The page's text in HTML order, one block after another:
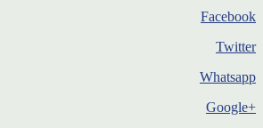
Facebook
Twitter
Whatsapp
+Google